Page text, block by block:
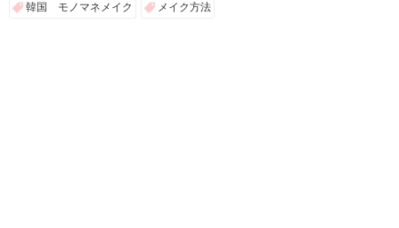
韓国 モノマネメイク メイク方法